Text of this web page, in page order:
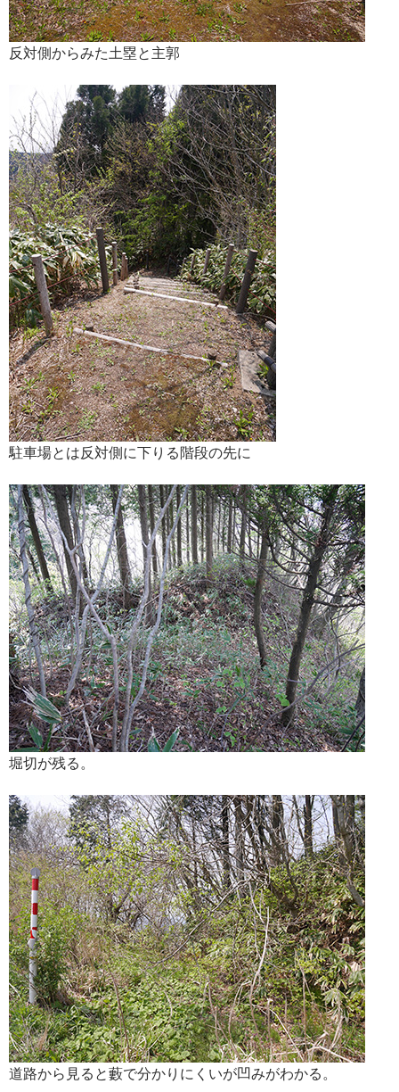
反対側からみた土塁と主郭
駐車場とは反対側に下りる階段の先に
堀切が残る。
道路から見ると藪で分かりにくいが凹みがわかる。